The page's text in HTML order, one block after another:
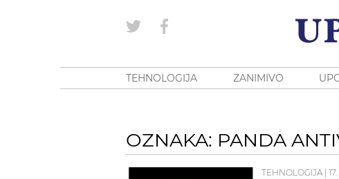
TEHNOLOGIJA ZANIMIVO
OZNAKA: PANDA
TEHNOLOGIJA